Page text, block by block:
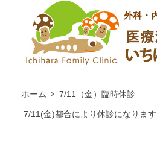
外科・
ホーム 7/11（金）臨時休診
7/11(金)都合により休診になります